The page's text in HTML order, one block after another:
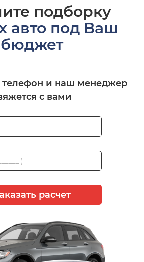
подборку
авто под Ваш
бюджет
и наш менеджер
с вами
расчет